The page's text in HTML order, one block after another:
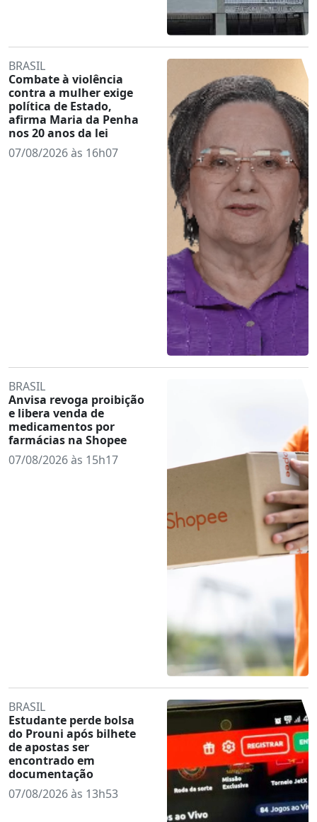
BRASIL
Combate à violência
contra a mulher exige
política de Estado,
afirma Maria da Penha
nos 20 anos da lei
07/08/2026 às 16h07
BRASIL
Anvisa revoga proibição
e libera venda de
medicamentos por
farmácias na Shopee
07/08/2026 às 15h17
BRASIL
Estudante perde bolsa
do Prouni após bilhete
de apostas ser
encontrado em
documentação
07/08/2026 às 13h53